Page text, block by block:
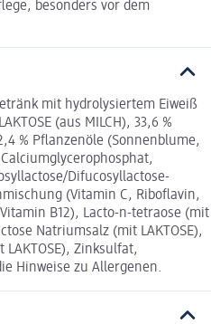
besonders vor dem
mit hydrolysiertem Eiweiß
(aus MILCH), 33,6 %
% Pflanzenöle (Sonnenblume,
Difucosyllactose-
(Vitamin C, Riboflavin,
B12), Lacto-n-tetraose (mit
Natriumsalz (mit LAKTOSE),
Zinksulfat,
Hinweise zu Allergenen.